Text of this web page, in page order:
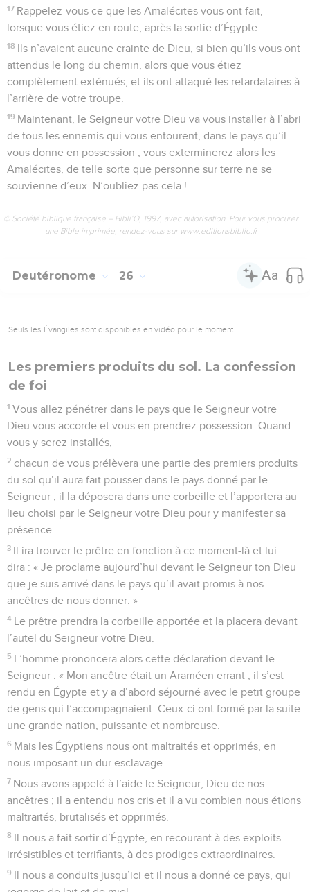
17 Rappelez-vous ce que les Amalécites vous ont fait,
lorsque vous étiez en route, après la sortie d’Égypte.
18 Ils n’avaient aucune crainte de Dieu, si bien qu’ils vous ont
attendus le long du chemin, alors que vous étiez
complètement exténués, et ils ont attaqué les retardataires à
l’arrière de votre troupe.
19 Maintenant, le Seigneur votre Dieu va vous installer à l’abri
de tous les ennemis qui vous entourent, dans le pays qu’il
vous donne en possession ; vous exterminerez alors les
Amalécites, de telle sorte que personne sur terre ne se
souvienne d’eux. N’oubliez pas cela !
© Société biblique française – Bibli’O, 1997, avec autorisation. Pour vous procurer
une Bible imprimée, rendez-vous sur www.editionsbiblio.fr
Deutéronome 26
Seuls les Évangiles sont disponibles en vidéo pour le moment.
Les premiers produits du sol. La confession
de foi
1 Vous allez pénétrer dans le pays que le Seigneur votre
Dieu vous accorde et vous en prendrez possession. Quand
vous y serez installés,
2 chacun de vous prélèvera une partie des premiers produits
du sol qu’il aura fait pousser dans le pays donné par le
Seigneur ; il la déposera dans une corbeille et l’apportera au
lieu choisi par le Seigneur votre Dieu pour y manifester sa
présence.
3 Il ira trouver le prêtre en fonction à ce moment-là et lui
dira : « Je proclame aujourd’hui devant le Seigneur ton Dieu
que je suis arrivé dans le pays qu’il avait promis à nos
ancêtres de nous donner. »
4 Le prêtre prendra la corbeille apportée et la placera devant
l’autel du Seigneur votre Dieu.
5 L’homme prononcera alors cette déclaration devant le
Seigneur : « Mon ancêtre était un Araméen errant ; il s’est
rendu en Égypte et y a d’abord séjourné avec le petit groupe
de gens qui l’accompagnaient. Ceux-ci ont formé par la suite
une grande nation, puissante et nombreuse.
6 Mais les Égyptiens nous ont maltraités et opprimés, en
nous imposant un dur esclavage.
7 Nous avons appelé à l’aide le Seigneur, Dieu de nos
ancêtres ; il a entendu nos cris et il a vu combien nous étions
maltraités, brutalisés et opprimés.
8 Il nous a fait sortir d’Égypte, en recourant à des exploits
irrésistibles et terrifiants, à des prodiges extraordinaires.
9 Il nous a conduits jusqu’ici et il nous a donné ce pays, qui